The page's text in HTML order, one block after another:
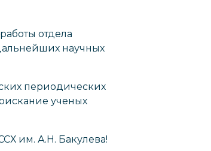
отдела
научных
периодических
ученых
им. А.Н. Бакулева!